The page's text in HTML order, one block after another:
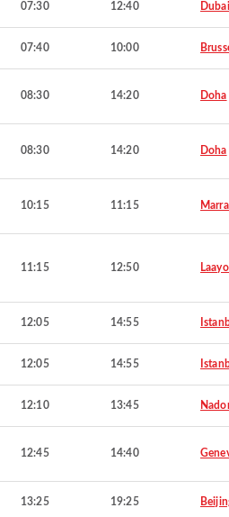
07:30 12:40 Dubai
07:40 10:00
08:30 14:20 Doha
08:30 14:20 Doha
10:15 11:15
11:15 12:50
12:05 14:55
12:05 14:55
12:10 13:45
12:45 14:40
13:25 19:25